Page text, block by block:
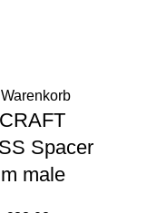
Warenkorb
Spacer
male